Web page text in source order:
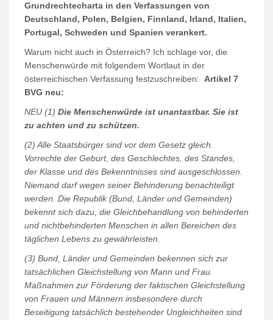
Grundrechtecharta in den Verfassungen von
Deutschland, Polen, Belgien, Finnland, Irland, Italien,
Portugal, Schweden und Spanien verankert.
Warum nicht auch in Österreich? Ich schlage vor, die
Menschenwürde mit folgendem Wortlaut in der
österreichischen Verfassung festzuschreiben: Artikel 7
BVG neu:
NEU (1) Die Menschenwürde ist unantastbar. Sie ist
zu achten und zu schützen.
(2) Alle Staatsbürger sind vor dem Gesetz gleich.
Vorrechte der Geburt, des Geschlechtes, des Standes,
der Klasse und des Bekenntnisses sind ausgeschlossen.
Niemand darf wegen seiner Behinderung benachteiligt
werden. Die Republik (Bund, Länder und Gemeinden)
bekennt sich dazu, die Gleichbehandlung von behinderten
und nichtbehinderten Menschen in allen Bereichen des
täglichen Lebens zu gewährleisten.
(3) Bund, Länder und Gemeinden bekennen sich zur
tatsächlichen Gleichstellung von Mann und Frau.
Maßnahmen zur Förderung der faktischen Gleichstellung
von Frauen und Männern insbesondere durch
Beseitigung tatsächlich bestehender Ungleichheiten sind